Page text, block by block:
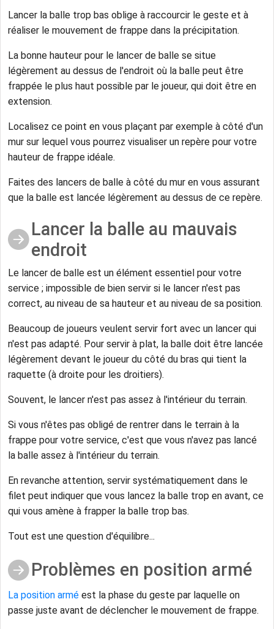
Lancer la balle trop bas oblige à raccourcir le geste et à
réaliser le mouvement de frappe dans la précipitation.
La bonne hauteur pour le lancer de balle se situe
légèrement au dessus de l'endroit où la balle peut être
frappée le plus haut possible par le joueur, qui doit être en
extension.
Localisez ce point en vous plaçant par exemple à côté d'un
mur sur lequel vous pourrez visualiser un repère pour votre
hauteur de frappe idéale.
Faites des lancers de balle à côté du mur en vous assurant
que la balle est lancée légèrement au dessus de ce repère.
Lancer la balle au mauvais
endroit
Le lancer de balle est un élément essentiel pour votre
service ; impossible de bien servir si le lancer n'est pas
correct, au niveau de sa hauteur et au niveau de sa position.
Beaucoup de joueurs veulent servir fort avec un lancer qui
n'est pas adapté. Pour servir à plat, la balle doit être lancée
légèrement devant le joueur du côté du bras qui tient la
raquette (à droite pour les droitiers).
Souvent, le lancer n'est pas assez à l'intérieur du terrain.
Si vous n'êtes pas obligé de rentrer dans le terrain à la
frappe pour votre service, c'est que vous n'avez pas lancé
la balle assez à l'intérieur du terrain.
En revanche attention, servir systématiquement dans le
filet peut indiquer que vous lancez la balle trop en avant, ce
qui vous amène à frapper la balle trop bas.
Tout est une question d'équilibre...
Problèmes en position armé
La position armé est la phase du geste par laquelle on
passe juste avant de déclencher le mouvement de frappe.